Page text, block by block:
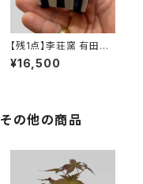
【残1点】李荘窯 有田焼
の鉢 "瑠璃釉縞文長方"
¥16,500
その他の商品